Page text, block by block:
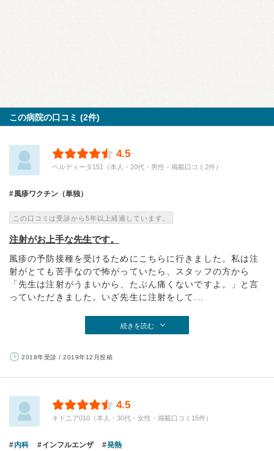
この病院の口コミ (2件)
4.5
ペルディータ151（本人・20代・男性・掲載口コミ2件）
風疹ワクチン（単独）
この口コミは受診から5年以上経過しています。
注射がお上手な先生です。
風疹の予防接種を受けるためにこちらに行きました。私は注
射がとても苦手なので怖がっていたら、スタッフの方から
「先生は注射がうまいから、たぶん痛くないですよ。」と言
っていただきました。いざ先生に注射をして...
続きを読む
2018年受診 / 2019年12月投稿
4.5
キドニア010（本人・30代・女性・掲載口コミ15件）
内科 インフルエンザ 発熱